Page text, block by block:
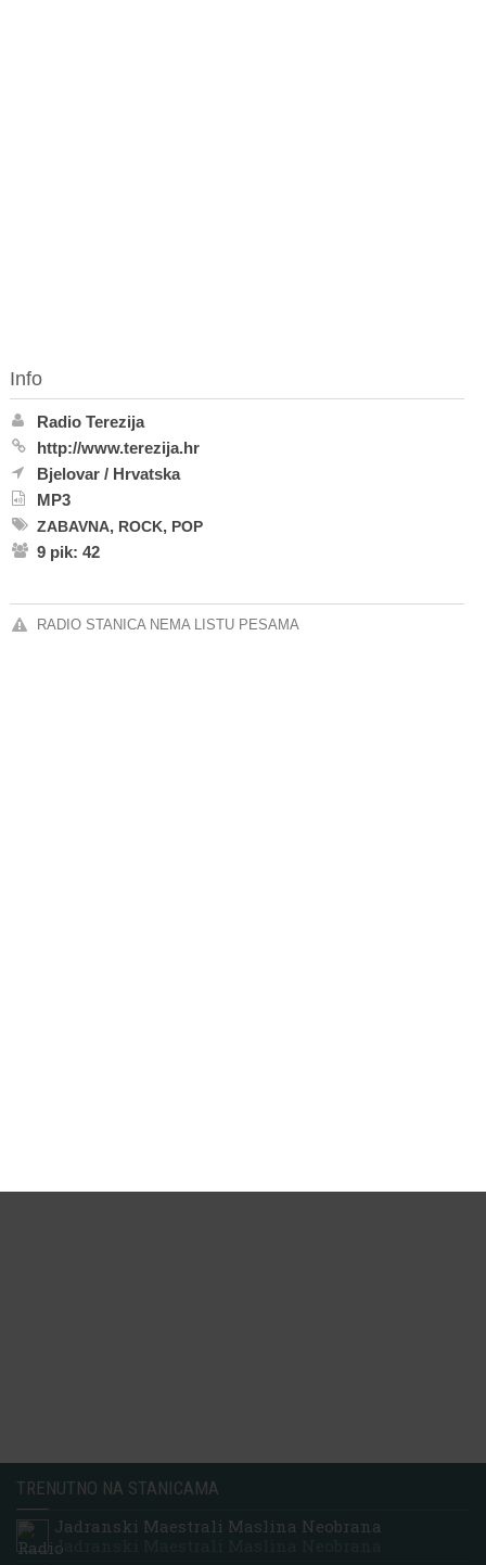
Info
Radio Terezija
http://www.terezija.hr
Bjelovar / Hrvatska
MP3
ZABAVNA, ROCK, POP
9 pik: 42
RADIO STANICA NEMA LISTU PESAMA
TRENUTNO NA STANICAMA
Jadranski Maestrali Maslina Neobrana
Jadranski Maestrali Maslina Neobrana